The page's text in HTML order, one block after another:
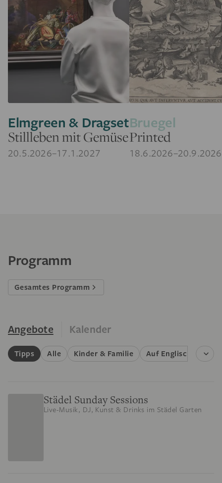
Elmgreen & Dragset
Stillleben mit Gemüse
20.5.2026–17.1.2027
Bruegel
Printed
18.6.2026–20.9.2026
Programm
Gesamtes Programm
Angebote Kalender
Tipps Alle Kinder & Familie Auf Englisch
Städel Sunday Sessions
Live-Musik, DJ, Kunst & Drinks im Städel Garten